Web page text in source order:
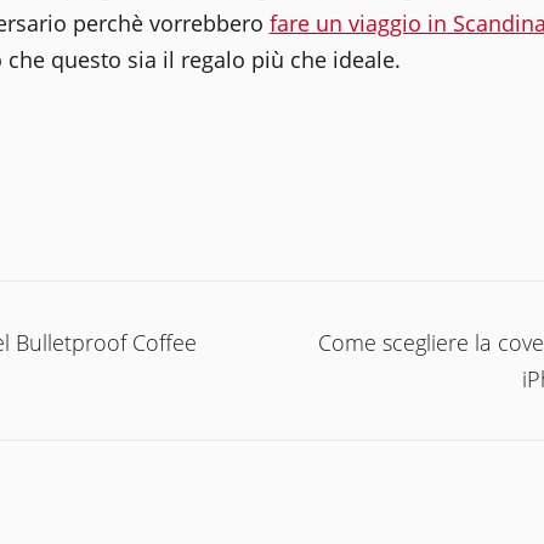
perchè vorrebbero fare un viaggio in
che questo sia il regalo più che ideale.
Bulletproof Coffee
Come scegliere la